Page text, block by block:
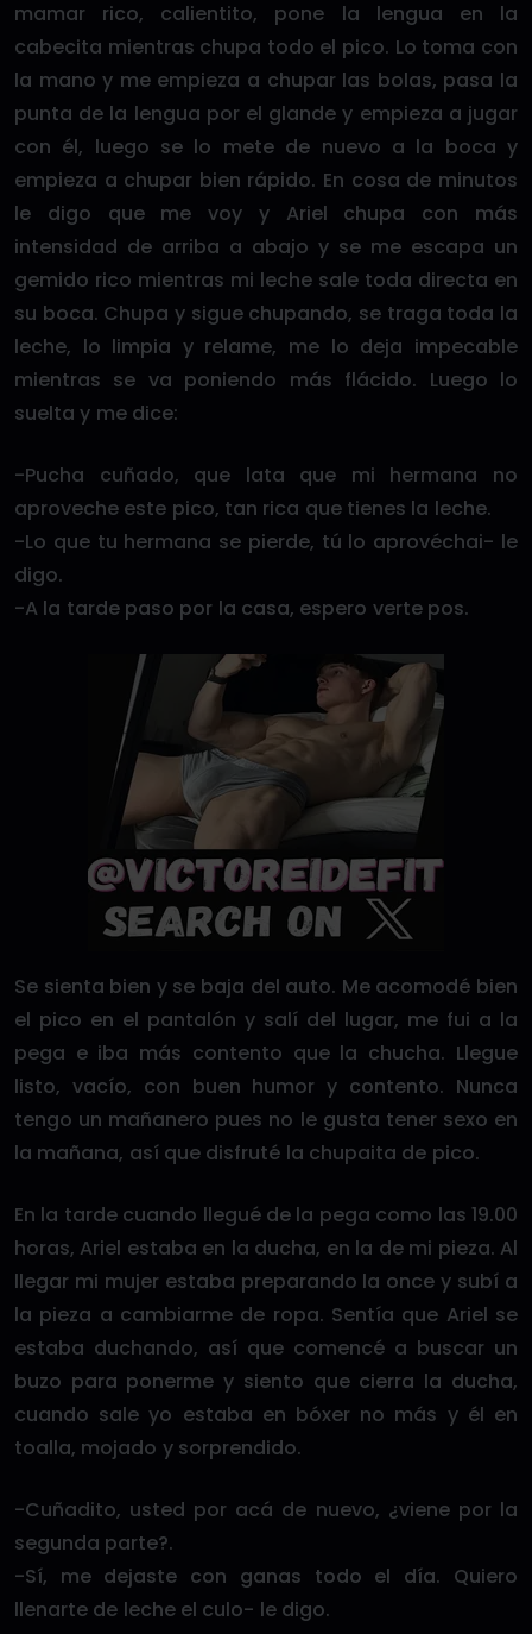
mamar rico, calientito, pone la lengua en la
cabecita mientras chupa todo el pico. Lo toma con
la mano y me empieza a chupar las bolas, pasa la
punta de la lengua por el glande y empieza a jugar
con él, luego se lo mete de nuevo a la boca y
empieza a chupar bien rápido. En cosa de minutos
le digo que me voy y Ariel chupa con más
intensidad de arriba a abajo y se me escapa un
gemido rico mientras mi leche sale toda directa en
su boca. Chupa y sigue chupando, se traga toda la
leche, lo limpia y relame, me lo deja impecable
mientras se va poniendo más flácido. Luego lo
suelta y me dice:
-Pucha cuñado, que lata que mi hermana no
aproveche este pico, tan rica que tienes la leche.
-Lo que tu hermana se pierde, tú lo aprovéchai- le
digo.
-A la tarde paso por la casa, espero verte pos.
Se sienta bien y se baja del auto. Me acomodé bien
el pico en el pantalón y salí del lugar, me fui a la
pega e iba más contento que la chucha. Llegue
listo, vacío, con buen humor y contento. Nunca
tengo un mañanero pues no le gusta tener sexo en
la mañana, así que disfruté la chupaita de pico.
En la tarde cuando llegué de la pega como las 19.00
horas, Ariel estaba en la ducha, en la de mi pieza. Al
llegar mi mujer estaba preparando la once y subí a
la pieza a cambiarme de ropa. Sentía que Ariel se
estaba duchando, así que comencé a buscar un
buzo para ponerme y siento que cierra la ducha,
cuando sale yo estaba en bóxer no más y él en
toalla, mojado y sorprendido.
-Cuñadito, usted por acá de nuevo, ¿viene por la
segunda parte?.
-Sí, me dejaste con ganas todo el día. Quiero
llenarte de leche el culo- le digo.